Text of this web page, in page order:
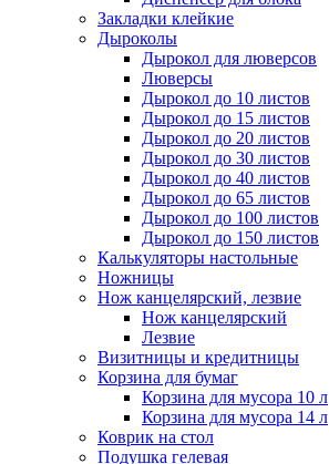
Закладки клейкие
Дыроколы
Дырокол для люверсов
Люверсы
Дырокол до 10 листов
Дырокол до 15 листов
Дырокол до 20 листов
Дырокол до 30 листов
Дырокол до 40 листов
Дырокол до 65 листов
Дырокол до 100 листов
Дырокол до 150 листов
Калькуляторы настольные
Ножницы
Нож канцелярский, лезвие
Нож канцелярский
Лезвие
Визитницы и кредитницы
Корзина для бумаг
Корзина для мусора 10 л
Корзина для мусора 14 л
Коврик на стол
Подушка гелевая